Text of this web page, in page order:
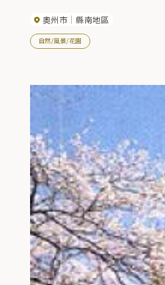
奧州市 縣南地區
自然/風景/花園